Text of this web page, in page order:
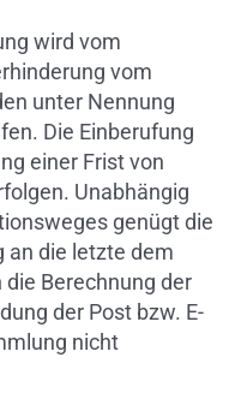
wird vom
vom
unter Nennung
Die Einberufung
einer Frist von
Unabhängig
genügt die
an die letzte dem
Berechnung der
der Post bzw. E-
nicht